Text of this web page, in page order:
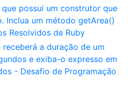
possui um construtor que
Inclua um método getArea()
Resolvidos de Ruby
a duração de um
e exiba-o expresso em
- Desafio de Programação